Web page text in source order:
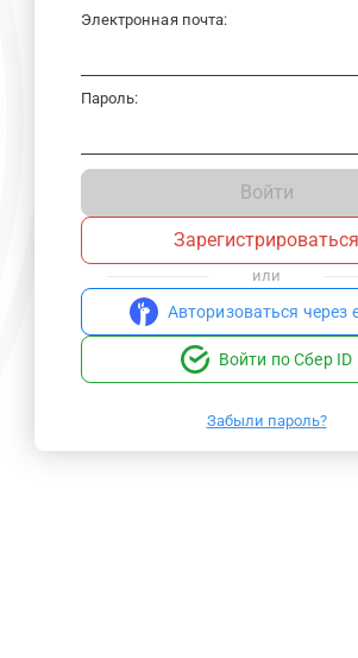
Электронная почта:
Пароль:
Войти
Зарегистрироваться
или
Авторизоваться через
Войти по Сбер ID
Забыли пароль?